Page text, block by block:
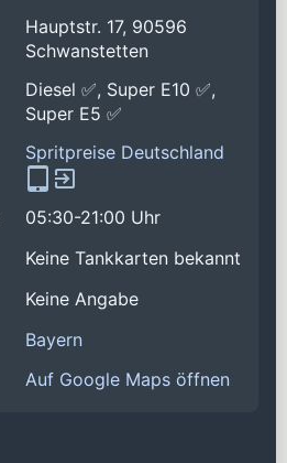
Hauptstr. 17, 90596
Schwanstetten
Diesel ✅, Super E10 ✅,
Super E5 ✅
Spritpreise Deutschland
05:30-21:00 Uhr
Keine Tankkarten bekannt
Keine Angabe
Bayern
Auf Google Maps öffnen